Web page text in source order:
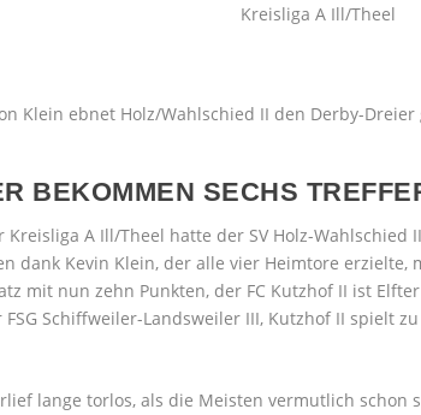
Kreisliga A Ill/Theel
BEKOMMEN SECHS
Kreisliga A Ill/Theel hatte der SV Holz-Wahlschied
dank Kevin Klein, der alle vier Heimtore
mit nun zehn Punkten, der FC Kutzhof II ist
Schiffweiler-Landsweiler III, Kutzhof II spielt
lange torlos, als die Meisten vermutlich